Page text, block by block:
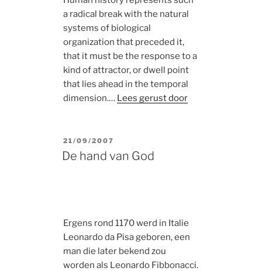
a radical break with the natural
systems of biological
organization that preceded it,
that it must be the response to a
kind of attractor, or dwell point
that lies ahead in the temporal
dimension.… Lees gerust door
POSTED
ON
21/09/2007
De hand van God
Ergens rond 1170 werd in Italie
Leonardo da Pisa geboren, een
man die later bekend zou
worden als Leonardo Fibbonacci.